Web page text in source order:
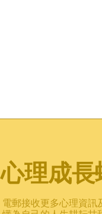
心理測
心理成長
電郵接收更多心理資訊